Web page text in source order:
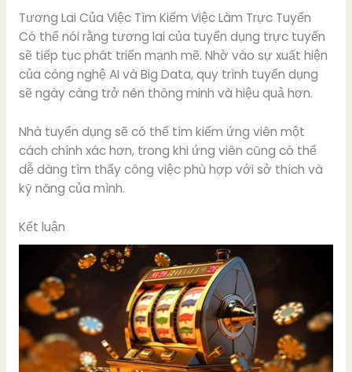
Tương Lai Của Việc Tìm Kiếm Việc Làm Trực Tuyến
Có thể nói rằng tương lai của tuyển dụng trực tuyến
sẽ tiếp tục phát triển mạnh mẽ. Nhờ vào sự xuất hiện
của công nghệ AI và Big Data, quy trình tuyển dụng
sẽ ngày càng trở nên thông minh và hiệu quả hơn.
Nhà tuyển dụng sẽ có thể tìm kiếm ứng viên một
cách chính xác hơn, trong khi ứng viên cũng có thể
dễ dàng tìm thấy công việc phù hợp với sở thích và
kỹ năng của mình.
Kết luận